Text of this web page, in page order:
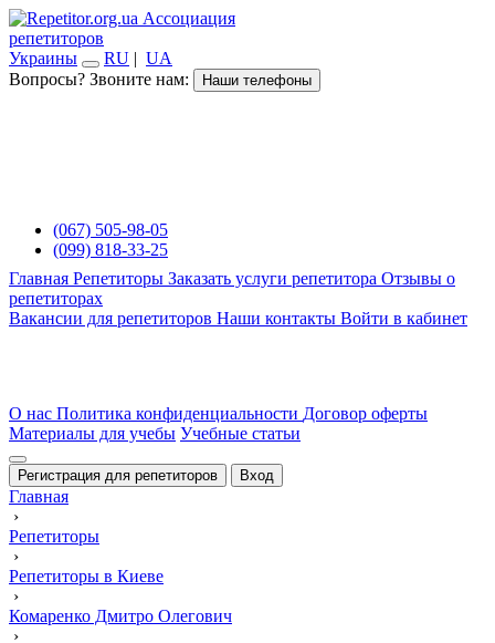
Ассоциация
репетиторов
Украины
RU | UA
Вопросы? Звоните нам:
Наши телефоны
(067) 505-98-05
(099) 818-33-25
Главная Репетиторы Заказать услуги репетитора Отзывы о
репетиторах
Вакансии для репетиторов Наши контакты Войти в кабинет
О нас Политика конфиденциальности Договор оферты
Материалы для учебы Учебные статьи
Регистрация для репетиторов Вход
Главная
›
Репетиторы
›
Репетиторы в Киеве
›
Комаренко Дмитро Олегович
›